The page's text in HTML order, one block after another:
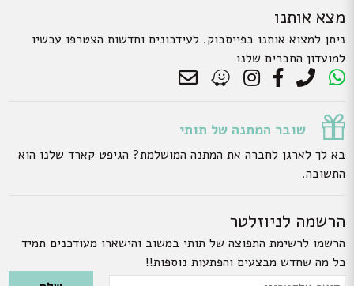
מצא אותנו
ניתן למצוא אותנו בפייסבוק. לעידכונים וחדשות הצטרפו עכשיו
למועדון החברים שלנו
שובר המתנה של תותי
בא לך לארגן לחברה את המתנה המושלמת? הגיפט קארד שלנו הוא
התשובה.
הרשמה לניוזלטר
הרשמו לרשימת התפוצה של תותי במשוב והישארו מעודכנים תמיד
כל מה שחדש מבצעים והפתעות נוספות!!